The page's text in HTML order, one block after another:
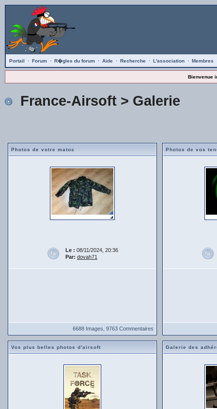
Portail · Forum · R�gles du forum · Aide · Recherche · L'association · Membres
Bienvenue
France-Airsoft> Galerie
Photos de votre matos
Le : 08/11/2024, 20:36
Par: dovah71
6688 Images, 9763 Commentaires
Photos de vos
Vos plus belles photos d'airsoft Galerie des